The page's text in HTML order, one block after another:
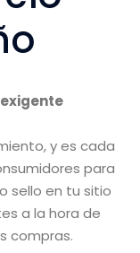
y es cada
para
sello en tu sitio
a la hora de
compras.